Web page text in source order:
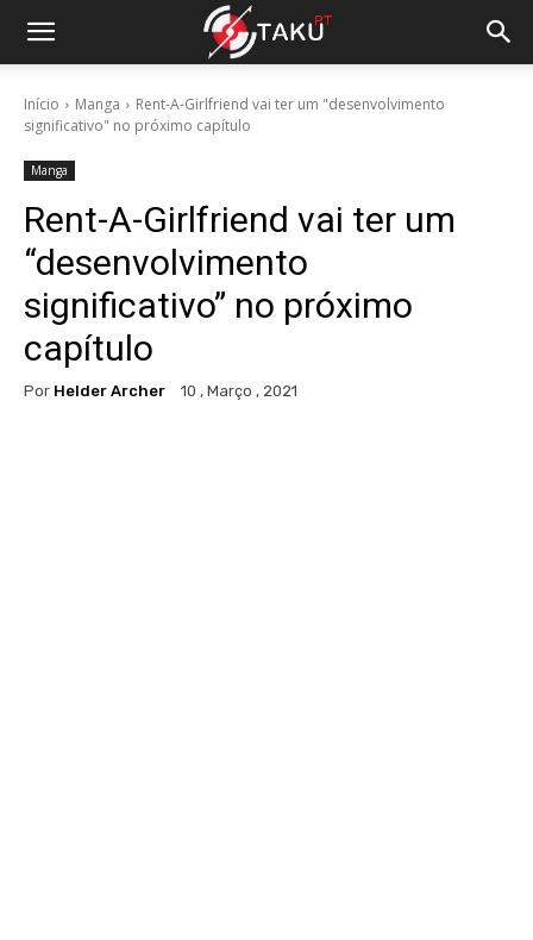
Início Manga
Rent-A-Girlfriend vai ter um "desenvolvimento
significativo" no próximo capítulo
Manga
Rent-A-Girlfriend vai ter um
“desenvolvimento
significativo” no próximo
capítulo
Por Helder Archer 10 , Março , 2021